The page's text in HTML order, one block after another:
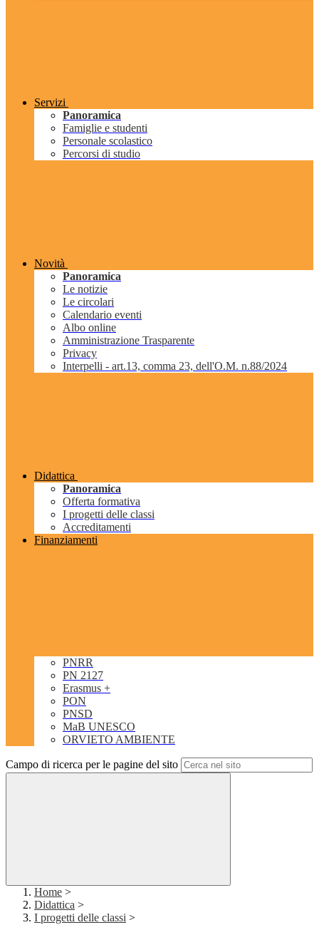
Servizi
Panoramica
Famiglie e studenti
Personale scolastico
Percorsi di studio
Novità
Panoramica
Le notizie
Le circolari
Calendario eventi
Albo online
Amministrazione Trasparente
Privacy
Interpelli - art.13, comma 23, dell'O.M. n.88/2024
Didattica
Panoramica
Offerta formativa
I progetti delle classi
Accreditamenti
Finanziamenti
PNRR
PN 2127
Erasmus +
PON
PNSD
MaB UNESCO
ORVIETO AMBIENTE
Campo di ricerca per le pagine del sito
Home >
Didattica >
I progetti delle classi >